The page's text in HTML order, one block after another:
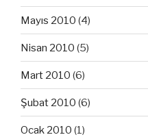
Mayıs 2010 (4)
Nisan 2010 (5)
Mart 2010 (6)
Şubat 2010 (6)
Ocak 2010 (1)